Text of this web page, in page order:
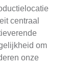
centraal
om
onze